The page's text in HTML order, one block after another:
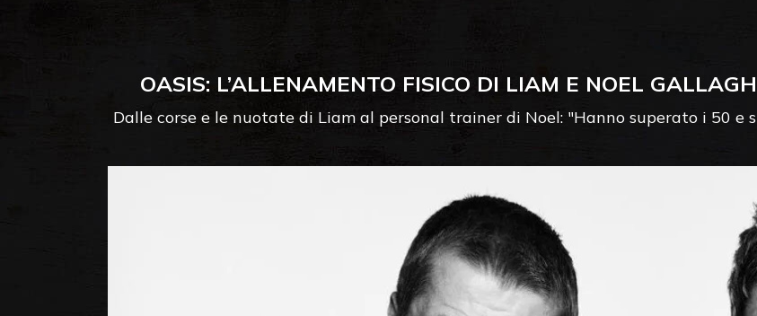
OASIS: L’ALLENAMENTO FISICO DI LIAM E NOEL
Dalle corse e le nuotate di Liam al personal trainer di Noel: "Hanno superato i 50 e